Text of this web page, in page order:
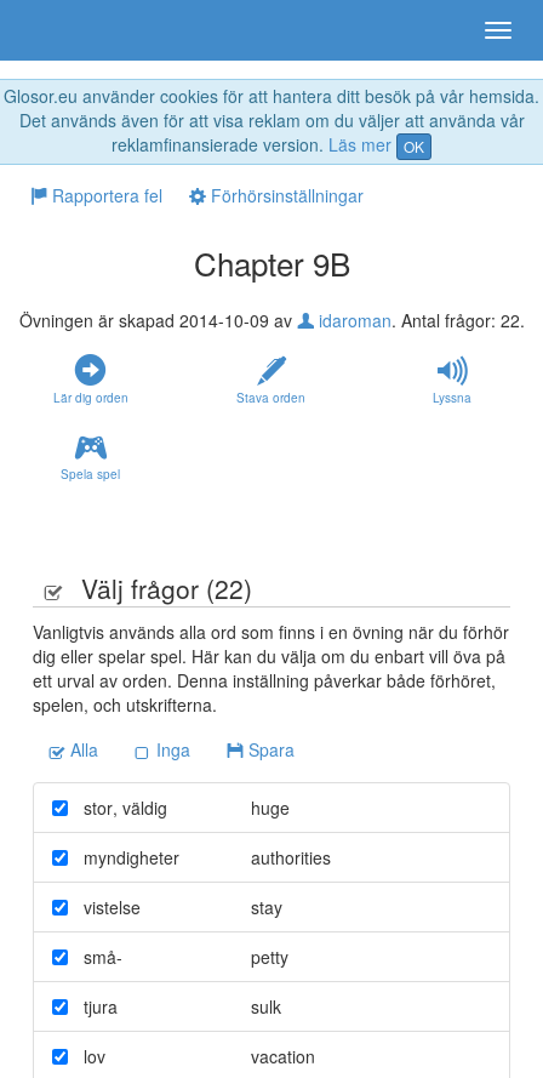
Glosor.eu använder cookies för att hantera ditt besök på vår hemsida.
Det används även för att visa reklam om du väljer att använda vår
reklamfinansierade version. Läs mer OK
Rapportera fel Förhörsinställningar
Chapter 9B
Övningen är skapad 2014-10-09 av idaroman. Antal frågor: 22.
Lär dig orden Stava orden Lyssna
Spela spel
Välj frågor (22)
Vanligtvis används alla ord som finns i en övning när du förhör
dig eller spelar spel. Här kan du välja om du enbart vill öva på
ett urval av orden. Denna inställning påverkar både förhöret,
spelen, och utskrifterna.
Alla
Inga Spara
stor, väldig huge
myndigheter authorities
vistelse stay
små- petty
tjura sulk
lov vacation